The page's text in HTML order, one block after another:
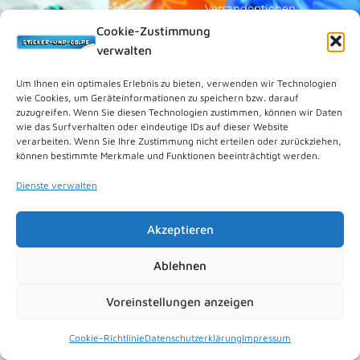
Cookie-Zustimmung
verwalten
Um Ihnen ein optimales Erlebnis zu bieten, verwenden wir Technologien
wie Cookies, um Geräteinformationen zu speichern bzw. darauf
zuzugreifen. Wenn Sie diesen Technologien zustimmen, können wir Daten
wie das Surfverhalten oder eindeutige IDs auf dieser Website
verarbeiten. Wenn Sie Ihre Zustimmung nicht erteilen oder zurückziehen,
können bestimmte Merkmale und Funktionen beeinträchtigt werden.
Dienste verwalten
Akzeptieren
Ablehnen
Voreinstellungen anzeigen
Cookie-RichtlinieDatenschutzerklärungImpressum
Topps
Blue Ocean
Sammelfiguren
Vorverkauf
Versandoptionen
Zahlungsoptionen
Über Uns
Rechtliches
Kundenkonto
Datenschutz
Cookies (EU)
Vertrag widerrufen